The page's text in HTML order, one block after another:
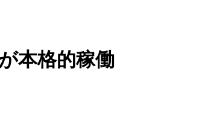
本格的稼働